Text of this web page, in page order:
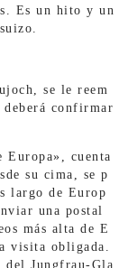
Es un hito y un
se le reem
confirmar
Europa», cuenta
su cima, se p
largo de Europ
una postal
más alta de E
visita obligada.
Jungfrau-Gla